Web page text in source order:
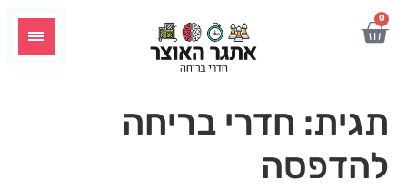
לתוכן
0
תגית: חדרי בריחה
להדפסה